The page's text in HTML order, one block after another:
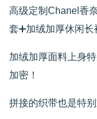
高级定制Chanel香
套➕加绒加厚休闲长
加绒加厚面料上身特
加密！
拼接的织带也是特